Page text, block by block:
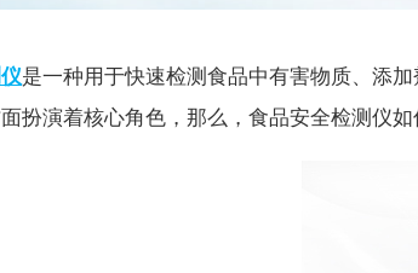
是一种用于快速检测食品中有害物质、添
扮演着核心角色，那么，食品安全检测仪如